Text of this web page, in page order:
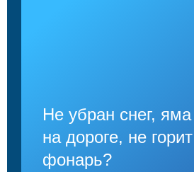
Не убран снег, яма
на дороге, не горит
фонарь?